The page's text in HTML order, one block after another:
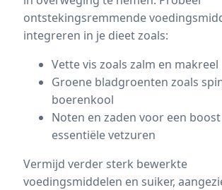
ontstekingsremmende
integreren in je dieet zoals:
Vette vis zoals zalm en makreel
Groene bladgroenten zoals
boerenkool
Noten en zaden voor een
essentiële vetzuren
Vermijd verder sterk bewerkte
voedingsmiddelen en suiker,